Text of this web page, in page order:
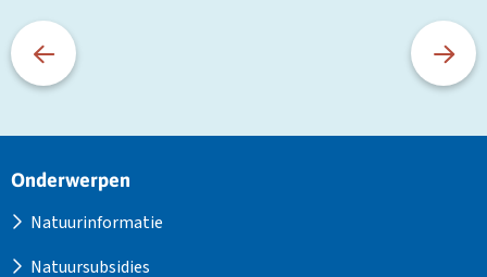
Site
Onderwerpen
Natuurinformatie
Natuursubsidies